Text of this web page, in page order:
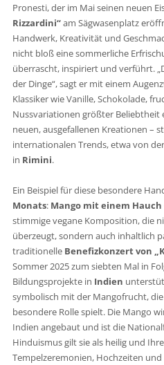
Pronesti, der im Mai seinen neuen
Rizzardini“am Sägwasenplatz
Handwerk, Kreativität und
nicht bloß eine sommerliche
überrascht, inspiriert und verführt.
der Dinge“, sagt er mit einem
Klassiker wie Vanille, Schokolade,
Nussvariationen größter Beliebtheit
neuen, ausgefallenen Kreationen –
internationalen Trends, etwa von
in Rimini.
Ein Beispiel für diese besondere
Monats: Mango mit einem Hauch
stimmige vegane Komposition, die
überzeugt, sondern auch inhaltlich
traditionelle Benefizkonzert von
Sommer 2025 zum siebten Mal in
Bildungsprojekte in Indien
symbolisch mit der Mangofrucht,
besondere Rolle spielt. Die Mango
Indien angebaut und ist die
Hinduismus gilt sie als heilig und
Tempelzeremonien, Hochzeiten